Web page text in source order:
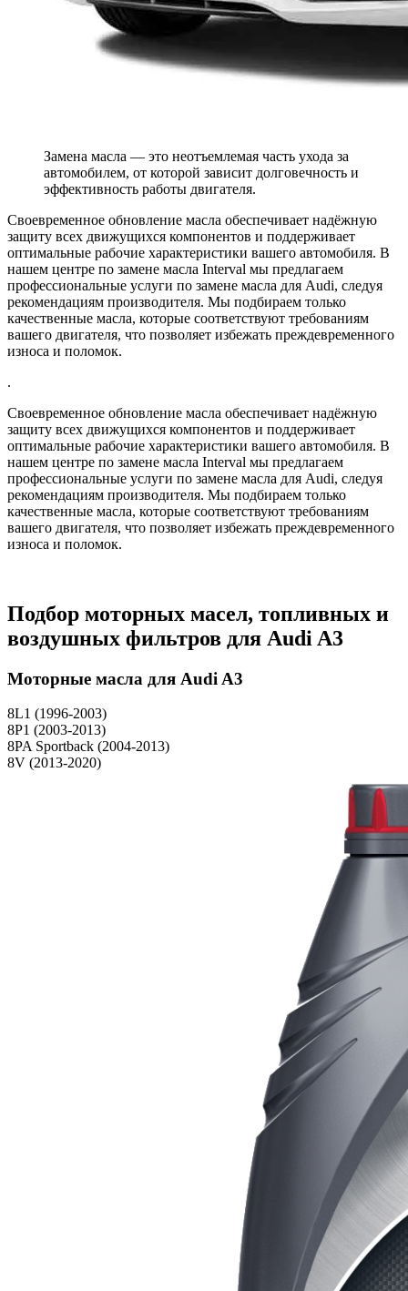
Замена масла — это неотъемлемая часть ухода за
автомобилем, от которой зависит долговечность и
эффективность работы двигателя.
Своевременное обновление масла обеспечивает надёжную
защиту всех движущихся компонентов и поддерживает
оптимальные рабочие характеристики вашего автомобиля. В
нашем центре по замене масла Interval мы предлагаем
профессиональные услуги по замене масла для Audi, следуя
рекомендациям производителя. Мы подбираем только
качественные масла, которые соответствуют требованиям
вашего двигателя, что позволяет избежать преждевременного
износа и поломок.
.
Своевременное обновление масла обеспечивает надёжную
защиту всех движущихся компонентов и поддерживает
оптимальные рабочие характеристики вашего автомобиля. В
нашем центре по замене масла Interval мы предлагаем
профессиональные услуги по замене масла для Audi, следуя
рекомендациям производителя. Мы подбираем только
качественные масла, которые соответствуют требованиям
вашего двигателя, что позволяет избежать преждевременного
износа и поломок.
Подбор моторных масел, топливных и
воздушных фильтров для Audi A3
Моторные масла для Audi A3
8L1 (1996-2003)
8P1 (2003-2013)
8PA Sportback (2004-2013)
8V (2013-2020)